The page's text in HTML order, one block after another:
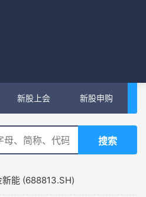
新股上会 新股申购
搜索
新能 (688813.SH)